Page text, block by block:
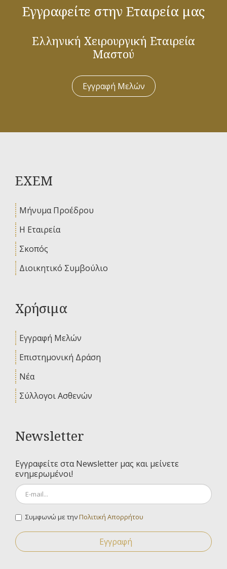
Εγγραφείτε στην Εταιρεία μας
Ελληνική Χειρουργική Εταιρεία
Μαστού
Εγγραφή Μελών
ΕΧΕΜ
Μήνυμα Προέδρου
Η Εταιρεία
Σκοπός
Διοικητικό Συμβούλιο
Χρήσιμα
Εγγραφή Μελών
Επιστημονική Δράση
Νέα
Σύλλογοι Ασθενών
Newsletter
Εγγραφείτε στα Newsletter μας και μείνετε
ενημερωμένοι!
Συμφωνώ με τηνΠολιτική Απορρήτου
Εγγραφή